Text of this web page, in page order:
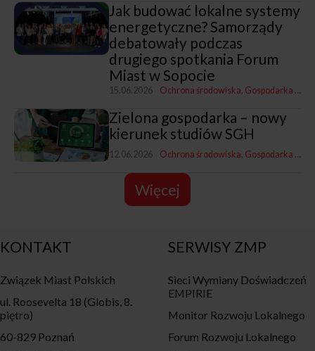
Jak budować lokalne systemy
energetyczne? Samorządy
debatowały podczas
drugiego spotkania Forum
Miast w Sopocie
15.06.2026 Ochrona środowiska Gospodarka komunalna
Zielona gospodarka – nowy
kierunek studiów SGH
12.06.2026 Ochrona środowiska Gospodarka komunalna
Więcej
KONTAKT
Związek Miast Polskich
ul. Roosevelta 18 (Globis, 8.
piętro)
60-829 Poznań
SERWISY ZMP
Sieci Wymiany Doświadczeń
EMPIRIE
Monitor Rozwoju Lokalnego
Forum Rozwoju Lokalnego